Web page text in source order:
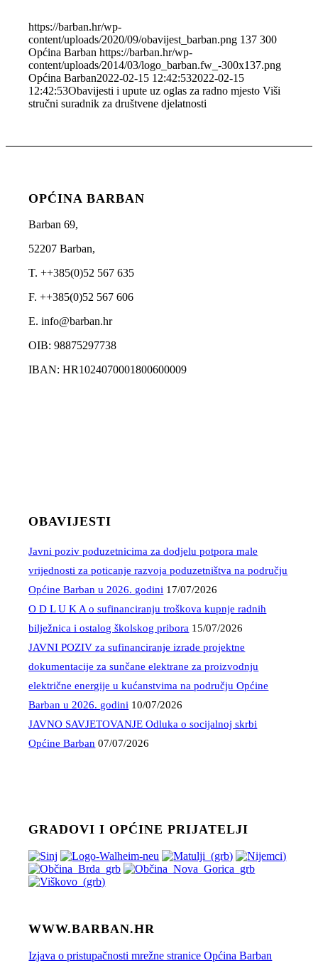
https://barban.hr/wp-
content/uploads/2020/09/obavijest_barban.png 137 300
Općina Barban https://barban.hr/wp-
content/uploads/2014/03/logo_barban.fw_-300x137.png
Općina Barban2022-02-15 12:42:532022-02-15
12:42:53Obavijesti i upute uz oglas za radno mjesto Viši
stručni suradnik za društvene djelatnosti
OPĆINA BARBAN
Barban 69,
52207 Barban,
T. ++385(0)52 567 635
F. ++385(0)52 567 606
E. info@barban.hr
OIB: 98875297738
IBAN: HR1024070001800600009
OBAVIJESTI
Javni poziv poduzetnicima za dodjelu potpora male
vrijednosti za poticanje razvoja poduzetništva na području
Općine Barban u 2026. godini 17/07/2026
O D L U K A o sufinanciranju troškova kupnje radnih
bilježnica i ostalog školskog pribora 15/07/2026
JAVNI POZIV za sufinanciranje izrade projektne
dokumentacije za sunčane elektrane za proizvodnju
električne energije u kućanstvima na području Općine
Barban u 2026. godini 10/07/2026
JAVNO SAVJETOVANJE Odluka o socijalnoj skrbi
Općine Barban 07/07/2026
GRADOVI I OPĆINE PRIJATELJI
WWW.BARBAN.HR
Izjava o pristupačnosti mrežne stranice Općina Barban